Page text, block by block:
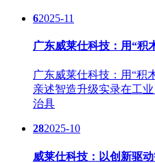
62025-11
广东威莱仕科技：用“积
广东威莱仕科技：用“积
亲述智造升级实录在工
治具
282025-10
威莱仕科技：以创新驱